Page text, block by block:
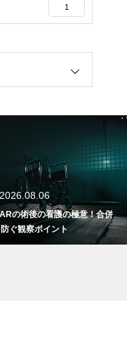
1
2026.08.04
の錠剤を半錠にした時の自
加算！薬剤師の点数算定術